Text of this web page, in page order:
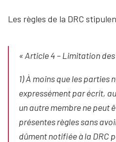
Les règles de la DRC
« Article 4 – Limitation
1) À moins que les parties
expressément par écrit,
un autre membre ne peut
présentes règles sans
dûment notifiée à la DRC